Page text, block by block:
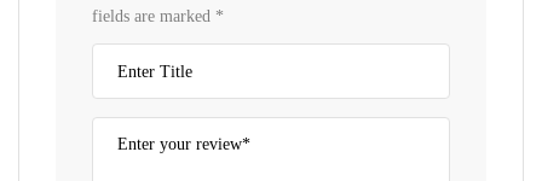
fields are marked *